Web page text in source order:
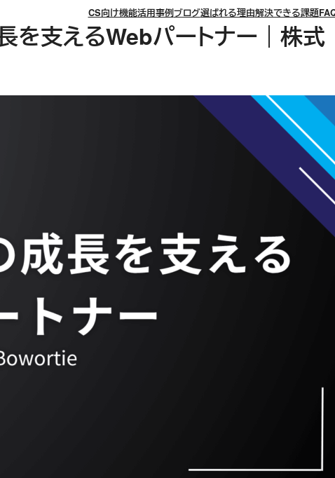
CS向け機能活用事例ブログ選ばれる理由解決できる課題
を支えるWebパートナー｜株式